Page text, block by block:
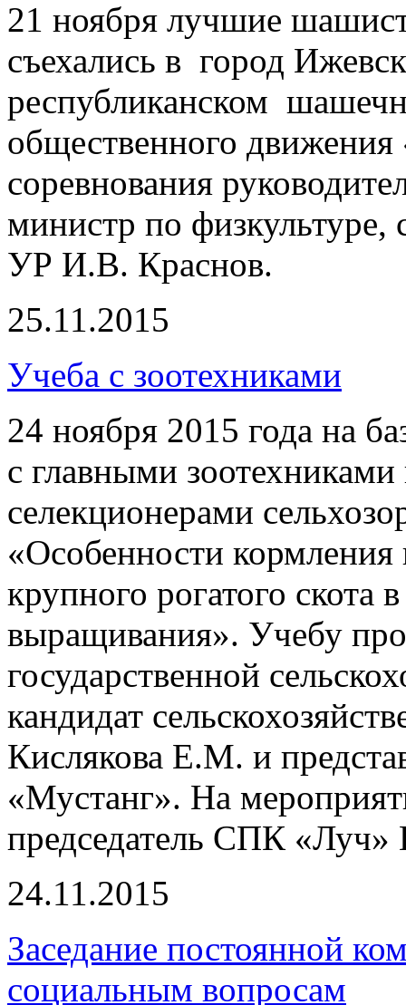
21 ноября лучшие
съехались в город
республиканском
общественного
соревнования
министр по
УР И.В. Краснов.
25.11.2015
Учеба с зоотехниками
24 ноября 2015 года на
с главными
селекционерами
«Особенности
крупного рогатого скота
выращивания». Учебу
государственной
кандидат
Кислякова Е.М. и
«Мустанг». На
председатель СПК
24.11.2015
Заседание постоянной
социальным вопросам